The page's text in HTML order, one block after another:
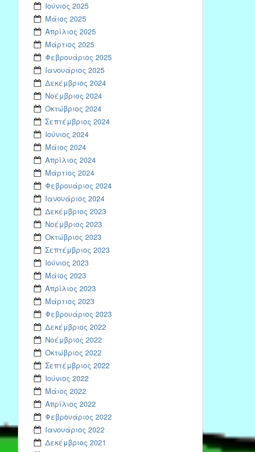
Ιούνιος 2025
Μάιος 2025
Απρίλιος 2025
Μάρτιος 2025
Φεβρουάριος 2025
Ιανουάριος 2025
Δεκέμβριος 2024
Νοέμβριος 2024
Οκτώβριος 2024
Σεπτέμβριος 2024
Ιούνιος 2024
Μάιος 2024
Απρίλιος 2024
Μάρτιος 2024
Φεβρουάριος 2024
Ιανουάριος 2024
Δεκέμβριος 2023
Νοέμβριος 2023
Οκτώβριος 2023
Σεπτέμβριος 2023
Ιούνιος 2023
Μάιος 2023
Απρίλιος 2023
Μάρτιος 2023
Φεβρουάριος 2023
Δεκέμβριος 2022
Νοέμβριος 2022
Οκτώβριος 2022
Σεπτέμβριος 2022
Ιούνιος 2022
Μάιος 2022
Απρίλιος 2022
Φεβρουάριος 2022
Ιανουάριος 2022
Δεκέμβριος 2021